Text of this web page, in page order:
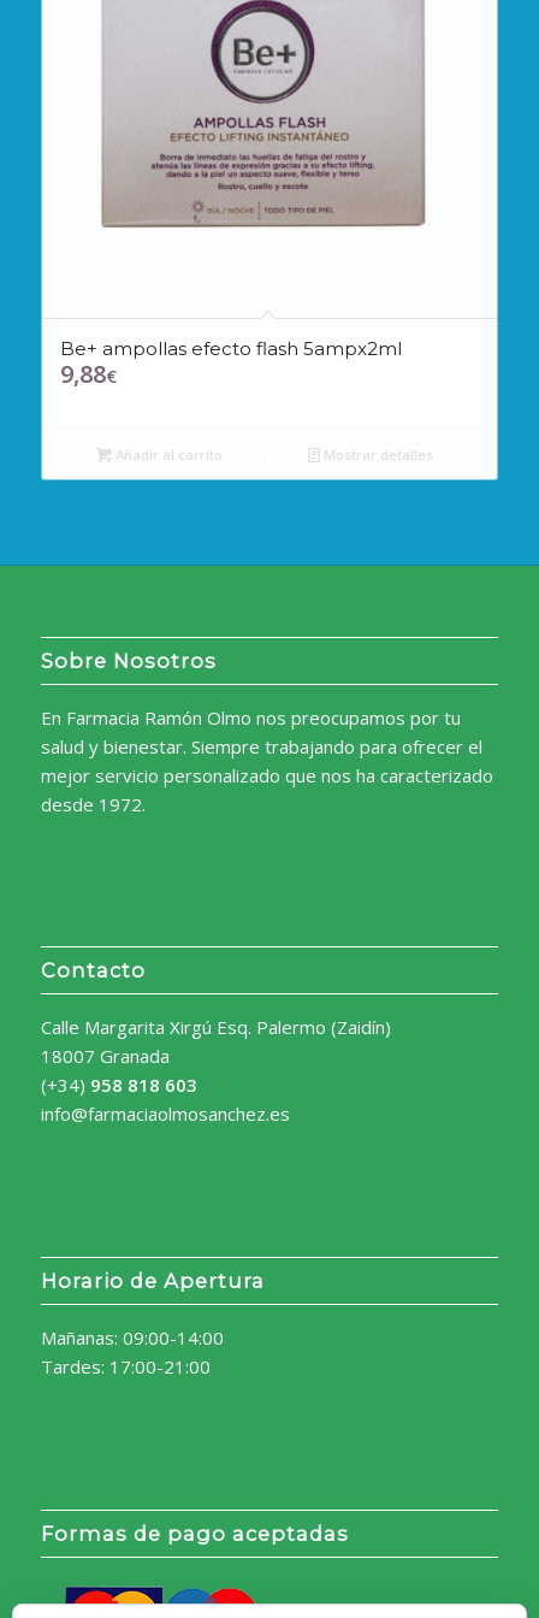
Be+ ampollas efecto flash 5ampx2ml
9,88€
Añadir al carrito Mostrar detalles
Sobre Nosotros
En Farmacia Ramón Olmo nos preocupamos por tu
salud y bienestar. Siempre trabajando para ofrecer el
mejor servicio personalizado que nos ha caracterizado
desde 1972.
Contacto
Calle Margarita Xirgú Esq. Palermo (Zaidín)
18007 Granada
(+34) 958 818 603
info@farmaciaolmosanchez.es
Horario de Apertura
Mañanas: 09:00-14:00
Tardes: 17:00-21:00
Formas de pago aceptadas